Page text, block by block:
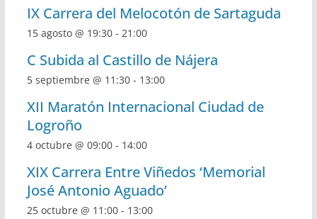
IX Carrera del Melocotón de Sartaguda
15 agosto @ 19:30- 21:00
C Subida al Castillo de Nájera
5 septiembre @ 11:30- 13:00
XII Maratón Internacional Ciudad de
Logroño
4 octubre @ 09:00- 14:00
XIX Carrera Entre Viñedos ‘Memorial
José Antonio Aguado’
25 octubre @ 11:00- 13:00